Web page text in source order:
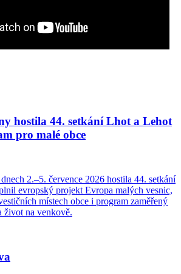
hostila 44. setkání Lhot a Lehot
pro malé obce
2.–5. července 2026 hostila 44. setkání
evropský projekt Evropa malých vesnic,
místech obce i program zaměřený
život na venkově.